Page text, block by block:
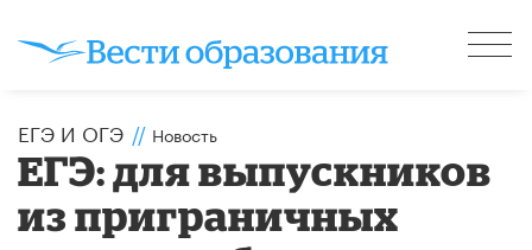
ЕГЭ И ОГЭ // Новость
ЕГЭ: для выпускников
из приграничных